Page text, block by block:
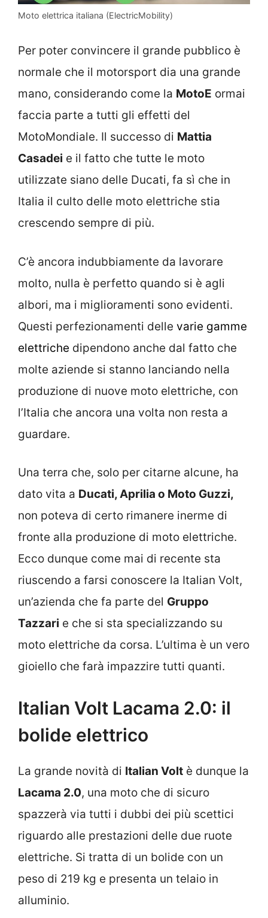
Moto elettrica italiana (ElectricMobility)
Per poter convincere il grande pubblico è
normale che il motorsport dia una grande
mano, considerando come la MotoE ormai
faccia parte a tutti gli effetti del
MotoMondiale. Il successo di Mattia
Casadei e il fatto che tutte le moto
utilizzate siano delle Ducati, fa sì che in
Italia il culto delle moto elettriche stia
crescendo sempre di più.
C’è ancora indubbiamente da lavorare
molto, nulla è perfetto quando si è agli
albori, ma i miglioramenti sono evidenti.
Questi perfezionamenti delle varie gamme
elettriche dipendono anche dal fatto che
molte aziende si stanno lanciando nella
produzione di nuove moto elettriche, con
l’Italia che ancora una volta non resta a
guardare.
Una terra che, solo per citarne alcune, ha
dato vita a Ducati, Aprilia o Moto Guzzi,
non poteva di certo rimanere inerme di
fronte alla produzione di moto elettriche.
Ecco dunque come mai di recente sta
riuscendo a farsi conoscere la Italian Volt,
un’azienda che fa parte del Gruppo
Tazzari e che si sta specializzando su
moto elettriche da corsa. L’ultima è un vero
gioiello che farà impazzire tutti quanti.
Italian Volt Lacama 2.0: il
bolide elettrico
La grande novità di Italian Volt è dunque la
Lacama 2.0, una moto che di sicuro
spazzerà via tutti i dubbi dei più scettici
riguardo alle prestazioni delle due ruote
elettriche. Si tratta di un bolide con un
peso di 219 kg e presenta un telaio in
alluminio.